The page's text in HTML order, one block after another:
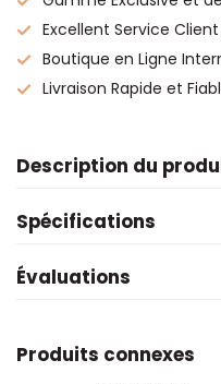
Excellent Service
Boutique en Ligne
Livraison Rapide et
Description du
Spécifications
Évaluations
Produits connexes